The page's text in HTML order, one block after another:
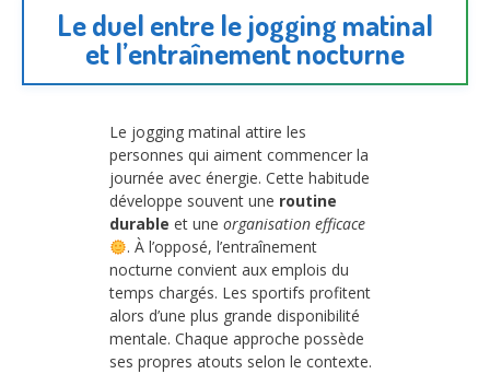
Le duel entre le jogging matinal
et l’entraînement nocturne
Le jogging matinal attire les
personnes qui aiment commencer la
journée avec énergie. Cette habitude
développe souvent une routine
durable et une organisation efficace
. À l’opposé, l’entraînement
nocturne convient aux emplois du
temps chargés. Les sportifs profitent
alors d’une plus grande disponibilité
mentale. Chaque approche possède
ses propres atouts selon le contexte.